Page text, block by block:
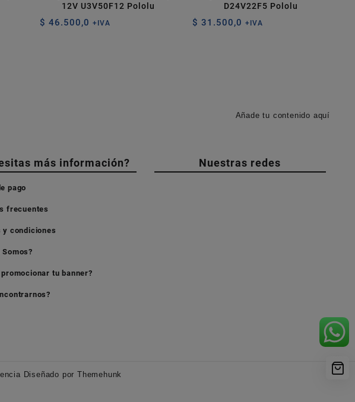
12V U3V50F12 Pololu
$ 46.500,0 +IVA
D24V22F5 Pololu
$ 31.500,0 +IVA
Añade tu contenido aquí
más información?
pago
frecuentes
y condiciones
Somos?
tu banner?
Nuestras redes
Diseñado por Themehunk